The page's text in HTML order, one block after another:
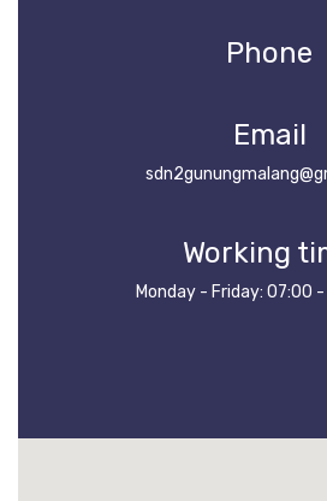
Phone
Email
Working
Monday - Friday: 07:00 -